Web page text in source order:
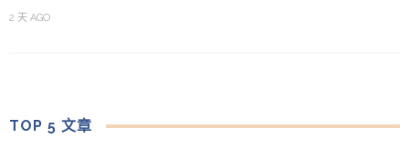
2 天 AGO
TOP 5 文章